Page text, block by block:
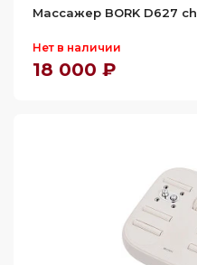
Массажер BORK D627 ch
Нет в наличии
18 000 ₽